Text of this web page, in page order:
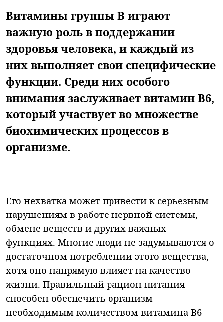
Витамины группы B играют
важную роль в поддержании
здоровья человека, и каждый из
них выполняет свои специфические
функции. Среди них особого
внимания заслуживает витамин В6,
который участвует во множестве
биохимических процессов в
организме.
Его нехватка может привести к серьезным
нарушениям в работе нервной системы,
обмене веществ и других важных
функциях. Многие люди не задумываются о
достаточном потреблении этого вещества,
хотя оно напрямую влияет на качество
жизни. Правильный рацион питания
способен обеспечить организм
необходимым количеством витамина В6